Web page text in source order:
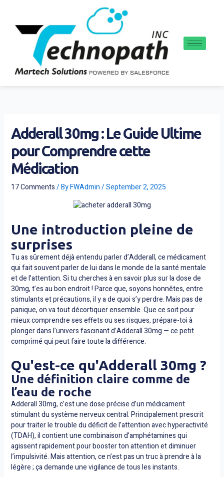
content
Adderall 30mg : Le Guide Ultime
pour Comprendre cette
Médication
17 Comments/ ByFWAdmin/September 2, 2025
Une introduction pleine de
surprises
Tu as sûrement déjà entendu parler d’Adderall, ce médicament
qui fait souvent parler de lui dans le monde de la santé mentale
et de l’attention. Si tu cherches à en savoir plus sur la dose de
30mg, t’es au bon endroit ! Parce que, soyons honnêtes, entre
stimulants et précautions, il y a de quoi s’y perdre. Mais pas de
panique, on va tout décortiquer ensemble. Que ce soit pour
mieux comprendre ses effets ou ses risques, prépare-toi à
plonger dans l’univers fascinant d’Adderall 30mg — ce petit
comprimé qui peut faire toute la différence.
Qu'est-ce qu'Adderall 30mg ?
Une définition claire comme de
l’eau de roche
Adderall 30mg, c’est une dose précise d’un médicament
stimulant du système nerveux central. Principalement prescrit
pour traiter le trouble du déficit de l’attention avec hyperactivité
(TDAH), il contient une combinaison d’amphétamines qui
agissent rapidement pour booster ton attention et diminuer
l’impulsivité. Mais attention, ce n’est pas un truc à prendre à la
légère ; ça demande une vigilance de tous les instants.